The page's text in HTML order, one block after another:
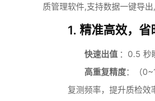
质管理软件,支持数据一键导
1. 精准高效，省
快速出值 ：0.5 秒
高重复精度：（
复测频率，提升质检效